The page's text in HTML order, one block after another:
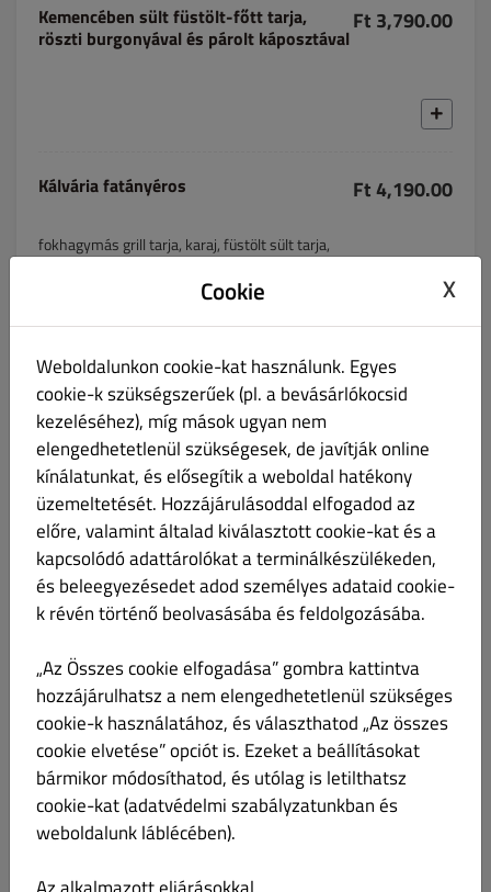
Kemencében sült füstölt-főtt tarja,
röszti burgonyával és párolt káposztával
Ft 3,790.00
Kálvária fatányéros Ft 4,190.00
fokhagymás grill tarja, karaj, füstölt sült tarja,
Barackos sajtos csirkemell Ft 3,750.00
Grillezett csirkemell Ft 3,190.00
Vegyes grilltál, pikáns szósszal Ft 3,990.00
grillezett csirkemell, tarja, sajt és gomba, debreceni kolbász
Cookie X
Weboldalunkon cookie-kat használunk. Egyes
cookie-k szükségszerűek (pl. a bevásárlókocsid
kezeléséhez), míg mások ugyan nem
elengedhetetlenül szükségesek, de javítják online
kínálatunkat, és elősegítik a weboldal hatékony
üzemeltetését. Hozzájárulásoddal elfogadod az
előre, valamint általad kiválasztott cookie-kat és a
kapcsolódó adattárolókat a terminálkészülékeden,
és beleegyezésedet adod személyes adataid cookie-
k révén történő beolvasásába és feldolgozásába.
„Az Összes cookie elfogadása” gombra kattintva
hozzájárulhatsz a nem elengedhetetlenül szükséges
cookie-k használatához, és választhatod „Az összes
cookie elvetése” opciót is. Ezeket a beállításokat
bármikor módosíthatod, és utólag is letilthatsz
cookie-kat (adatvédelmi szabályzatunkban és
weboldalunk láblécében).